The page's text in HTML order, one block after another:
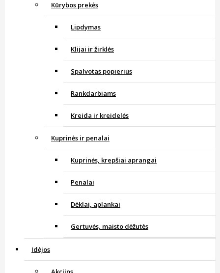
Kūrybos prekės
Lipdymas
Klijai ir žirklės
Spalvotas popierius
Rankdarbiams
Kreida ir kreidelės
Kuprinės ir penalai
Kuprinės, krepšiai aprangai
Penalai
Dėklai, aplankai
Gertuvės, maisto dėžutės
Idėjos